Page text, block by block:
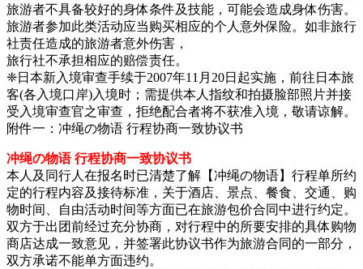
旅游者不具备较好的身体条件及技能，可能会造成身体伤害。
旅游者参加此类活动应当购买相应的个人意外保险。如非旅行
社责任造成的旅游者意外伤害，
旅行社不承担相应的赔偿责任。
❈日本新入境审查手续于2007年11月20日起实施，前往日本旅
客(各入境口岸)入境时；需提供本人指纹和拍摄脸部照片并接
受入境审查官之审查，拒绝配合者将不获准入境，敬请谅解。
附件一：冲绳の物语 行程协商一致协议书
冲绳の物语 行程协商一致协议书
本人及同行人在报名时已清楚了解【冲绳の物语】行程单所约
定的行程内容及接待标准，关于酒店、景点、餐食、交通、购
物时间、自由活动时间等方面已在旅游包价合同中进行约定。
双方于出团前经过充分协商，对行程中的所要安排的具体购物
商店达成一致意见，并签署此协议书作为旅游合同的一部分，
双方承诺不能单方面违约。